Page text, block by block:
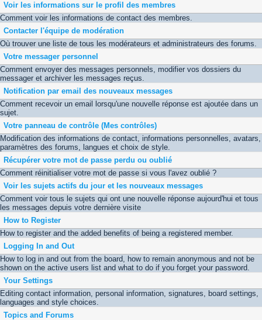
Voir les informations sur le profil des membres
Comment voir les informations de contact des membres.
Contacter l'équipe de modération
Où trouver une liste de tous les modérateurs et administrateurs des forums.
Votre messager personnel
Comment envoyer des messages personnels, modifier vos dossiers du
messager et archiver les messages reçus.
Notification par email des nouveaux messages
Comment recevoir un email lorsqu'une nouvelle réponse est ajoutée dans un
sujet.
Votre panneau de contrôle (Mes contrôles)
Modification des informations de contact, informations personnelles, avatars,
paramètres des forums, langues et choix de style.
Récupérer votre mot de passe perdu ou oublié
Comment réinitialiser votre mot de passe si vous l'avez oublié ?
Voir les sujets actifs du jour et les nouveaux messages
Comment voir tous le sujets qui ont une nouvelle réponse aujourd'hui et tous
les messages depuis votre dernière visite
How to Register
How to register and the added benefits of being a registered member.
Logging In and Out
How to log in and out from the board, how to remain anonymous and not be
shown on the active users list and what to do if you forget your password.
Your Settings
Editing contact information, personal information, signatures, board settings,
languages and style choices.
Topics and Forums